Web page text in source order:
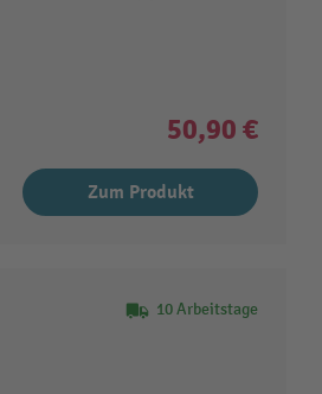
50,90 €
Zum Produkt
10 Arbeitstage